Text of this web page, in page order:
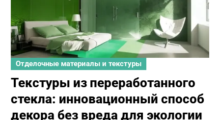
Отделочные материалы и текстуры
Текстуры из переработанного
стекла: инновационный способ
декора без вреда для экологии